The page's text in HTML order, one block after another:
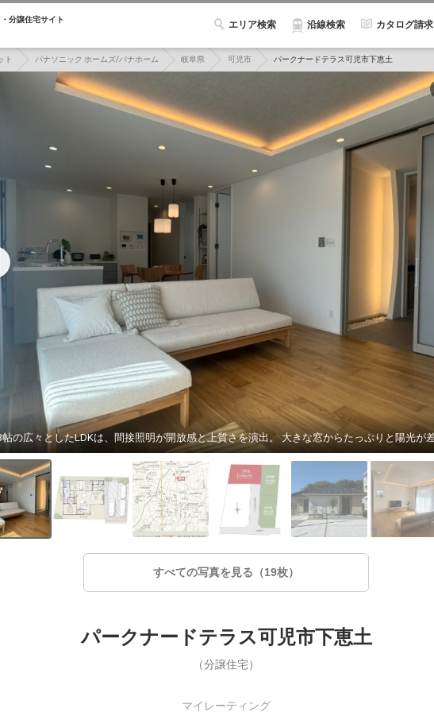
分譲住宅サイト
エリア検索 沿線検索 カタログ請求
ト パナソニック ホームズ/パナホーム 岐阜県 可児市 パークナードテラス可児市下恵土
すべての写真を見る（19枚）
パークナードテラス可児市下恵土
（分譲住宅）
マイレーティング